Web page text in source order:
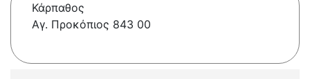
Κάρπαθος
Αγ. Προκόπιος 843 00